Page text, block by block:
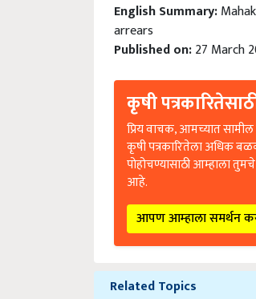
English Summary:
arrears
Published on:27 March
कृषी
प्रिय वाचक, आमच्यात
कृषी पत्रकारितेला अधिक
पोहोचण्यासाठी आम्हाला
आहे.
आपण आम्हाला समर्थन
Related Topics